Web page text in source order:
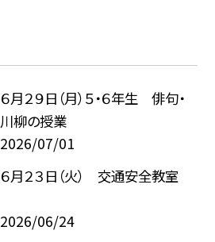
６月２９日（月）５・６年生 俳句・
川柳の授業
2026/07/01
６月２３日（火） 交通安全教室
2026/06/24